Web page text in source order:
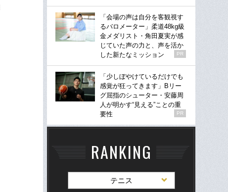
「会場の声は自分を客観視す
るバロメーター」柔道48kg級
金メダリスト・角田夏実が感
じていた声の力と、声を活か
した新たなミッション
PR
「少しぼやけているだけでも
感覚が狂ってきます」Bリー
グ屈指のシューター・安藤周
人が明かす“見える”ことの重
要性
PR
RANKING
テニス